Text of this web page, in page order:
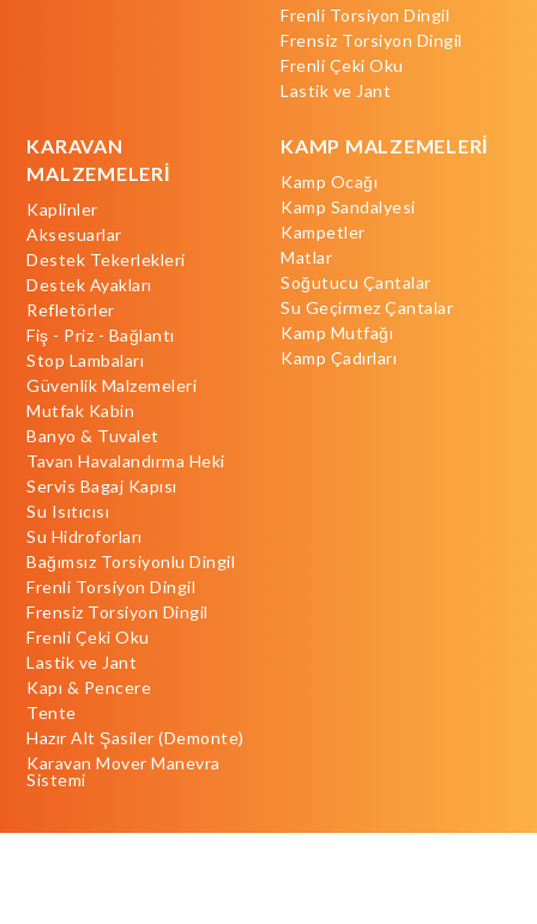
Frenli Torsiyon Dingil
Frensiz Torsiyon Dingil
Frenli Çeki Oku
Lastik ve Jant
KARAVAN
MALZEMELERİ
Kaplinler
Aksesuarlar
Destek Tekerlekleri
Destek Ayakları
Refletörler
Fiş - Priz - Bağlantı
Stop Lambaları
Güvenlik Malzemeleri
Mutfak Kabin
Banyo & Tuvalet
Tavan Havalandırma Heki
Servis Bagaj Kapısı
Su Isıtıcısı
Su Hidroforları
Bağımsız Torsiyonlu Dingil
Frenli Torsiyon Dingil
Frensiz Torsiyon Dingil
Frenli Çeki Oku
Lastik ve Jant
Kapı & Pencere
Tente
Hazır Alt Şasiler (Demonte)
Karavan Mover Manevra
Sistemi
KAMP MALZEMELERİ
Kamp Ocağı
Kamp Sandalyesi
Kampetler
Matlar
Soğutucu Çantalar
Su Geçirmez Çantalar
Kamp Mutfağı
Kamp Çadırları